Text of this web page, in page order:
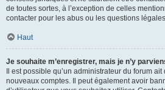
de toutes sortes, à l’exception de celles
contacter pour les abus ou les questions
Haut
Je souhaite m’enregistrer, mais je n’y
Il est possible qu’un administrateur du forum
nouveaux comptes. Il peut également avoir